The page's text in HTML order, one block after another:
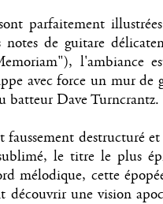
parfaitement
de guitare
l'ambiance
avec force un mur de
batteur Dave Turncrantz.
faussement destructuré
le titre le plus
mélodique, cette
découvrir une vision